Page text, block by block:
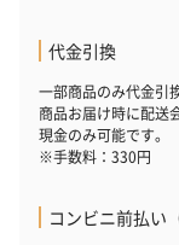
代金引換
一部商品のみ代金引
商品お届け時に配送
現金のみ可能です。
※手数料：330円
コンビニ前払い